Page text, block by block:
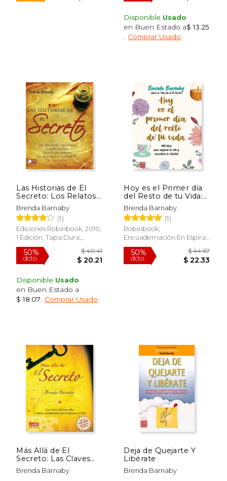
15%
dcto.
$ 18.00
$ 15.30
50%
dcto.
Disponible Usado
en Buen Estado a$ 13.25
Comprar Usado
Las Historias de El
Secreto: Los Relatos,
Leyendas Y
Anécdotas Que
Confirman La Eficacia
Y Poder de El Secreto
Brenda Barnaby
(1)
Ediciones Robinbook, 2010,
1 Edición, Tapa Dura,
Nuevo
50%
dcto.
$ 40.41
$ 20.21
Disponible Usado
en Buen Estado a
$ 18.07
Comprar Usado
Hoy es el Primer día
del Resto de tu Vida:
1001 Ideas Para
Mejorar tu Vida y
Encontrar la Felicidad
Brenda Barnaby
(1)
Robinbook,
Encuadernación En Espiral,
Nuevo
50%
dcto.
Más Allá de El
Secreto: Las Claves
del Best Seller Y
Nuevas Revelaciones
Brenda Barnaby
Deja de Quejarte Y
Libérate
Brenda Barnaby